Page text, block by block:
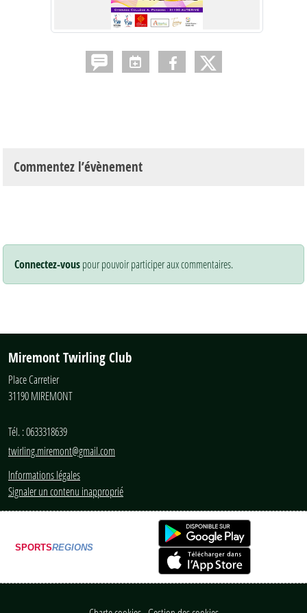
Commentez l’évènement
Connectez-vouspour pouvoir participer aux commentaires.
Miremont Twirling Club
Place Carretier
31190MIREMONT
Tél. :0633318639
twirling.miremont@gmail.com
Informations légales
Signaler un contenu inapproprié
SPORTSREGIONS